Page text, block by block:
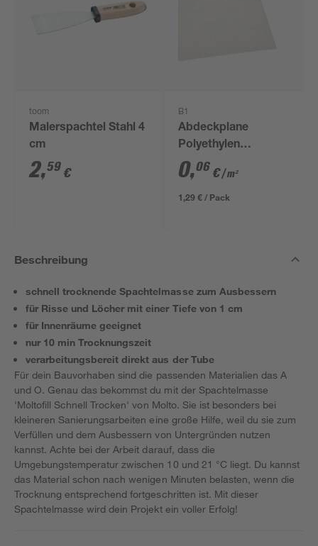
toom
Malerspachtel Stahl 4
cm
2,59 €
B1
Abdeckplane
Polyethylen
transparent 4 x 5 m
0,06 €/ m²
1,29 € / Pack
Beschreibung
schnell trocknende Spachtelmasse zum Ausbessern
für Risse und Löcher mit einer Tiefe von 1 cm
für Innenräume geeignet
nur 10 min Trocknungszeit
verarbeitungsbereit direkt aus der Tube
Für dein Bauvorhaben sind die passenden Materialien das A
und O. Genau das bekommst du mit der Spachtelmasse
'Moltofill Schnell Trocken' von Molto. Sie ist besonders bei
kleineren Sanierungsarbeiten eine große Hilfe, weil du sie zum
Verfüllen und dem Ausbessern von Untergründen nutzen
kannst. Achte bei der Arbeit darauf, dass die
Umgebungstemperatur zwischen 10 und 21 °C liegt. Du kannst
das Material schon nach wenigen Minuten belasten, wenn die
Trocknung entsprechend fortgeschritten ist. Mit dieser
Spachtelmasse wird dein Projekt ein voller Erfolg!